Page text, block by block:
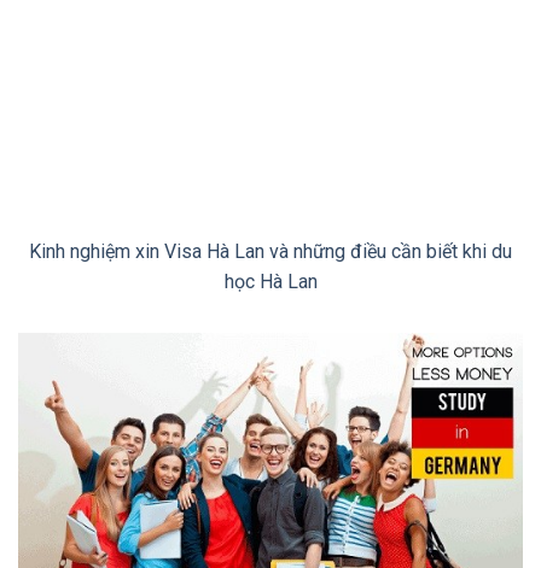
Kinh nghiệm xin Visa Hà Lan và những điều cần biết khi du
học Hà Lan